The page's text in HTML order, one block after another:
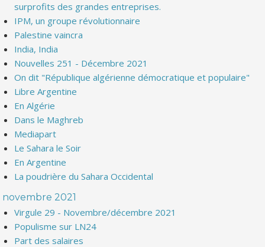
surprofits des grandes entreprises.
IPM, un groupe révolutionnaire
Palestine vaincra
India, India
Nouvelles 251 - Décembre 2021
On dit "République algérienne démocratique et populaire"
Libre Argentine
En Algérie
Dans le Maghreb
Mediapart
Le Sahara le Soir
En Argentine
La poudrière du Sahara Occidental
novembre 2021
Virgule 29 - Novembre/décembre 2021
Populisme sur LN24
Part des salaires